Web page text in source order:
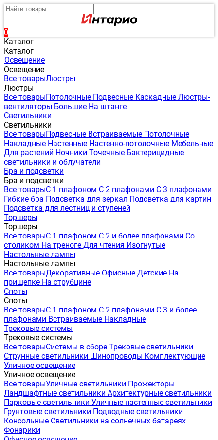
0
Каталог
Каталог
Освещение
Освещение
Все товарыЛюстры
Люстры
Все товарыПотолочные Подвесные Каскадные Люстры-
вентиляторы Большие На штанге
Светильники
Светильники
Все товарыПодвесные Встраиваемые Потолочные
Накладные Настенные Настенно-потолочные Мебельные
Для растений Ночники Точечные Бактерицидные
светильники и облучатели
Бра и подсветки
Бра и подсветки
Все товарыС 1 плафоном С 2 плафонами С 3 плафонами
Гибкие бра Подсветка для зеркал Подсветка для картин
Подсветка для лестниц и ступеней
Торшеры
Торшеры
Все товарыС 1 плафоном С 2 и более плафонами Со
столиком На треноге Для чтения Изогнутые
Настольные лампы
Настольные лампы
Все товарыДекоративные Офисные Детские На
прищепке На струбцине
Споты
Споты
Все товарыС 1 плафоном С 2 плафонами С 3 и более
плафонами Встраиваемые Накладные
Трековые системы
Трековые системы
Все товарыСистемы в сборе Трековые светильники
Струнные светильники Шинопроводы Комплектующие
Уличное освещение
Уличное освещение
Все товарыУличные светильники Прожекторы
Ландшафтные светильники Архитектурные светильники
Парковые светильники Уличные настенные светильники
Грунтовые светильники Подводные светильники
Консольные Светильники на солнечных батареях
Фонарики